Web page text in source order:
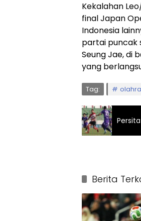
Kekalahan
final Japan
Indonesia
partai puncak
Seung Jae, di
yang
Tag:
Berita